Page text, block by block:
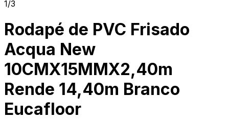
1/3
Rodapé de PVC Frisado
Acqua New
10CMX15MMX2,40m
Rende 14,40m Branco
Eucafloor